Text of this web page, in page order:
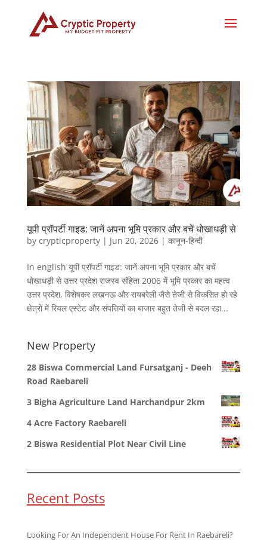
यूपी प्रॉपर्टी गाइड: जानें अपना भूमि प्रकार और बचें धोखाधड़ी से
by crypticproperty| Jun 20, 2026| कानून-हिन्दी
In english यूपी प्रॉपर्टी गाइड: जानें अपना भूमि प्रकार और बचें
धोखाधड़ी से उत्तर प्रदेश राजस्व संहिता 2006 में भूमि प्रकार का महत्व
उत्तर प्रदेश, विशेषकर लखनऊ और रायबरेली जैसे तेजी से विकसित हो रहे
क्षेत्रों में रियल एस्टेट और संपत्तियों का बाजार बहुत तेजी से बदल रहा...
New Property
28 Biswa Commercial Land Fursatganj - Deeh
Road Raebareli
3 Bigha Agriculture Land Harchandpur 2km
4 Acre Factory Raebareli
2 Biswa Residential Plot Near Civil Line
Recent Posts
Looking For An Independent House For Rent In Raebareli?